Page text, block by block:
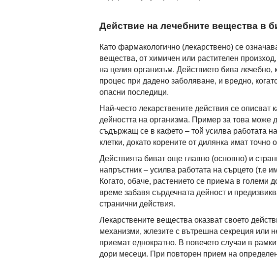
Действие на лечебните вещества в
Като фармакологично (лекарствено) се
вещества, от химичен или растителен
на целия организъм. Действието бива лечебно,
процес при дадено заболяване, и вредно,
опасни последици.
Най-често лекарствените действия се описват
дейността на организма. Пример за това може
съдържащ се в кафето – той усилва работата
клетки, докато корените от дилянка имат точно
Действията биват още главно (основно) и
напръстник – усилва работата на сърцето (т.е
Когато, обаче, растението се приема в големи
време забавя сърдечната дейност и
странични действия.
Лекарствените вещества оказват своето
механизми, жлезите с вътрешна секреция или
приемат еднократно. В повечето случаи в
дори месеци. При повторен прием на